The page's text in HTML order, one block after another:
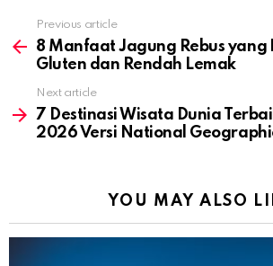
more
Previous article
8 Manfaat Jagung Rebus yang
Gluten dan Rendah Lemak
Next article
7 Destinasi Wisata Dunia
2026 Versi National
YOU MAY ALSO